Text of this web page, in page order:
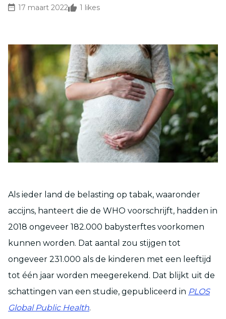
17 maart 2022
1 likes
Als ieder land de belasting op tabak, waaronder
accijns, hanteert die de WHO voorschrijft, hadden in
2018 ongeveer 182.000 babysterftes voorkomen
kunnen worden. Dat aantal zou stijgen tot
ongeveer 231.000 als de kinderen met een leeftijd
tot één jaar worden meegerekend. Dat blijkt uit de
schattingen van een studie, gepubliceerd in PLOS
Global Public Health.